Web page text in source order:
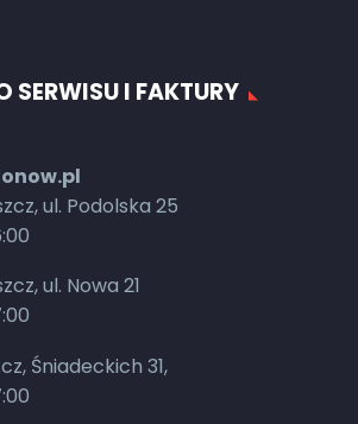
SERWISU I FAKTURY
ul. Podolska 25
ul. Nowa 21
Śniadeckich 31,